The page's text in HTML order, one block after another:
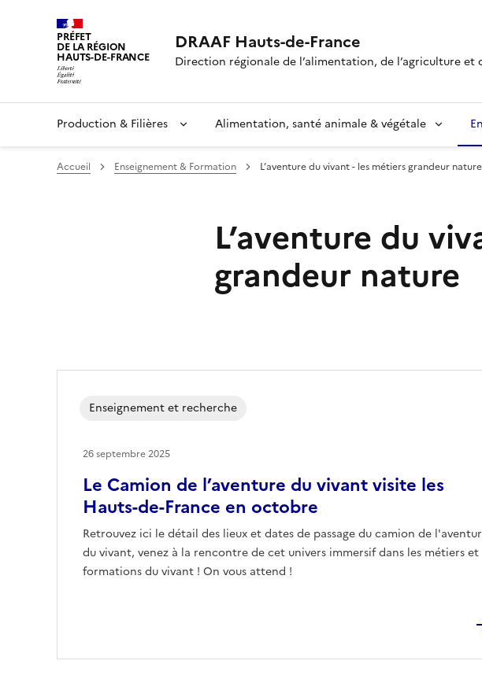
PRÉFET
DE LA RÉGION
HAUTS-DE-FRANCE
DRAAF Hauts-de-France
Direction régionale de l’alimentation, de l’agriculture et
Production & Filières Alimentation, santé animale & végétale
Accueil Enseignement & Formation L’aventure du vivant - les métiers grandeur nature
L’aventure du
grandeur nature
Le Camion de l’aventure du vivant visite les
Hauts-de-France en octobre
Retrouvez ici le détail des lieux et dates de passage du camion de
du vivant, venez à la rencontre de cet univers immersif dans les métiers et
formations du vivant ! On vous attend !
Enseignement et recherche
26 septembre 2025